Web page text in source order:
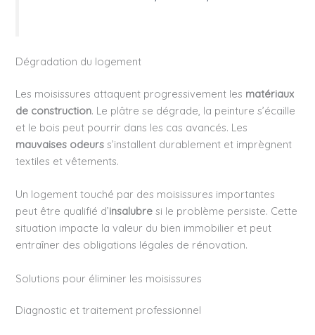
Dégradation du logement
Les moisissures attaquent progressivement les matériaux
de construction. Le plâtre se dégrade, la peinture s’écaille
et le bois peut pourrir dans les cas avancés. Les
mauvaises odeurs s’installent durablement et imprègnent
textiles et vêtements.
Un logement touché par des moisissures importantes
peut être qualifié d’insalubre si le problème persiste. Cette
situation impacte la valeur du bien immobilier et peut
entraîner des obligations légales de rénovation.
Solutions pour éliminer les moisissures
Diagnostic et traitement professionnel